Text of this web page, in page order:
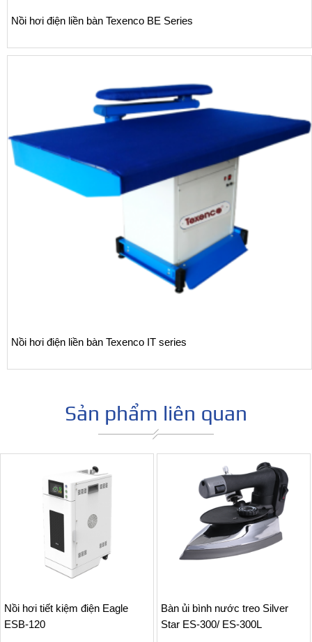
Nồi hơi điện liền bàn Texenco BE Series
Nồi hơi điện liền bàn Texenco IT series
Sản phẩm liên quan
Nồi hơi tiết kiệm điện Eagle
ESB-120
Bàn ủi bình nước treo Silver
Star ES-300/ ES-300L